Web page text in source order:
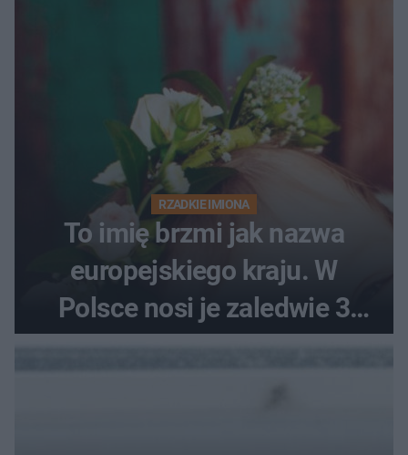
RZADKIE IMIONA
To imię brzmi jak nazwa
europejskiego kraju. W
Polsce nosi je zaledwie 3
kobiety